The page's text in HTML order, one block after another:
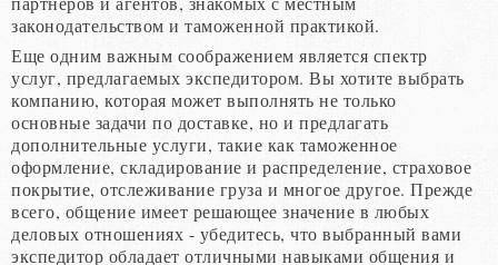
законодательством и таможенной практикой.
Еще одним важным соображением является спектр
услуг, предлагаемых экспедитором. Вы хотите выбрать
компанию, которая может выполнять не только
основные задачи по доставке, но и предлагать
дополнительные услуги, такие как таможенное
оформление, складирование и распределение, страховое
покрытие, отслеживание груза и многое другое. Прежде
всего, общение имеет решающее значение в любых
деловых отношениях - убедитесь, что выбранный вами
экспедитор обладает отличными навыками общения и